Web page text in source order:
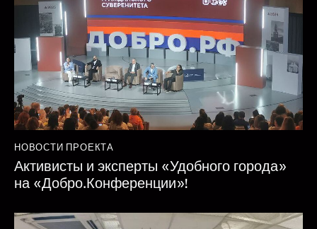
НОВОСТИ ПРОЕКТА
Активисты и эксперты «Удобного города»
на «Добро.Конференции»!